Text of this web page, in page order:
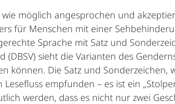
möglich angesprochen und
für Menschen mit einer
Sprache mit Satz­ und
sieht die Varianten des
können. Die Satz­ und
empfunden – es ist ein
werden, dass es nicht nur zwei